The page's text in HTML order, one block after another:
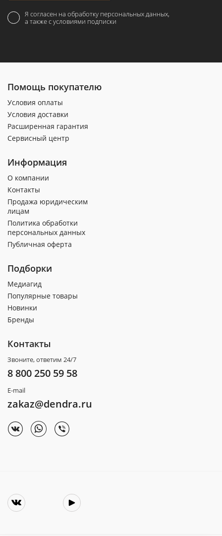
Я согласен на обработку персональных данных,
а также с условиями подписки
Помощь покупателю
Условия оплаты
Условия доставки
Расширенная гарантия
Сервисный центр
Информация
О компании
Контакты
Продажа юридическим
лицам
Политика обработки
персональных данных
Публичная оферта
Подборки
Медиагид
Популярные товары
Новинки
Бренды
Контакты
Звоните, ответим 24/7
8 800 250 59 58
E-mail
zakaz@dendra.ru